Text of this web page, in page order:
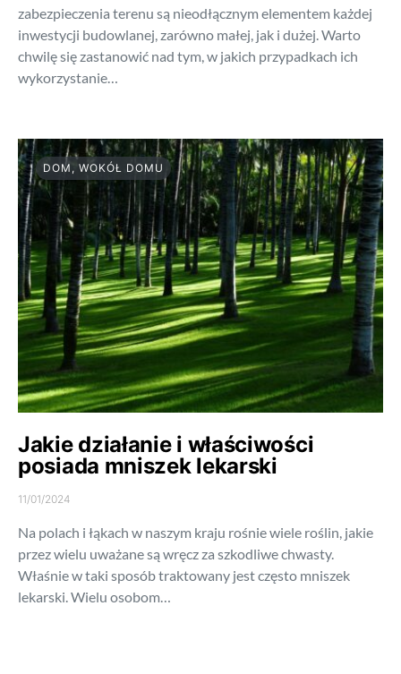
zabezpieczenia terenu są nieodłącznym elementem każdej
inwestycji budowlanej, zarówno małej, jak i dużej. Warto
chwilę się zastanowić nad tym, w jakich przypadkach ich
wykorzystanie…
DOM, WOKÓŁ DOMU
Jakie działanie i właściwości
posiada mniszek lekarski
11/01/2024
Na polach i łąkach w naszym kraju rośnie wiele roślin, jakie
przez wielu uważane są wręcz za szkodliwe chwasty.
Właśnie w taki sposób traktowany jest często mniszek
lekarski. Wielu osobom…